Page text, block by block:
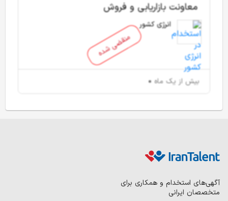
منقضی شده
معاونت بازاریابی و فروش
انرژی کشور
بیش از یک ماه
آگهی‌های استخدام و همکاری برای
متخصصان ایرانی